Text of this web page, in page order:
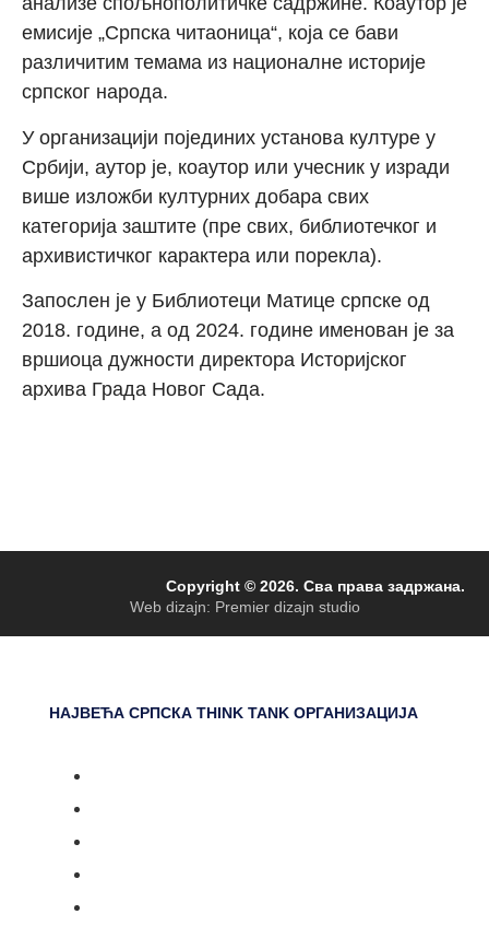
емисије „Српска читаоница“, која се бави
различитим темама из националне историје
српског народа.
Уорганизацији појединих установа културе у
Србији, аутор је, коаутор или учесник у изради
више изложби културних добара свих
категорија заштите (пре свих, библиотечког и
архивистичког карактера или порекла).
Запослен је у Библиотеци Матице српске од
2018. године, а од 2024. године именован је за
вршиоца дужности директора Историјског
архива Града Новог Сада.
Copyright © 2026. Сва права задржана.
Web dizajn: Premier dizajn studio
НАЈВЕЋА СРПСКА THINK TANK ОРГАНИЗАЦИЈА